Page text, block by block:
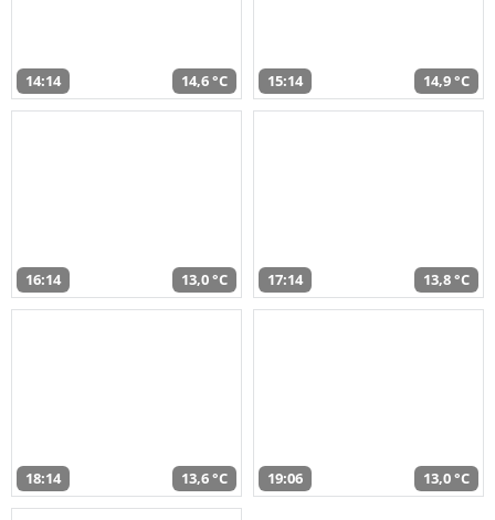
14:14 14,6 °C 15:14 14,9 °C
16:14 13,0 °C 17:14 13,8 °C
18:14 13,6 °C 19:06 13,0 °C